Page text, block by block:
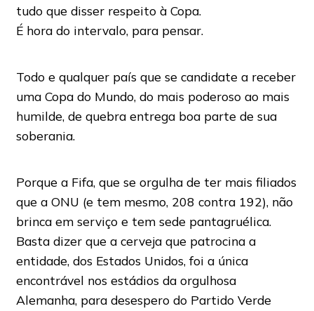
tudo que disser respeito à Copa.
É hora do intervalo, para pensar.
Todo e qualquer país que se candidate a receber
uma Copa do Mundo, do mais poderoso ao mais
humilde, de quebra entrega boa parte de sua
soberania.
Porque a Fifa, que se orgulha de ter mais filiados
que a ONU (e tem mesmo, 208 contra 192), não
brinca em serviço e tem sede pantagruélica.
Basta dizer que a cerveja que patrocina a
entidade, dos Estados Unidos, foi a única
encontrável nos estádios da orgulhosa
Alemanha, para desespero do Partido Verde